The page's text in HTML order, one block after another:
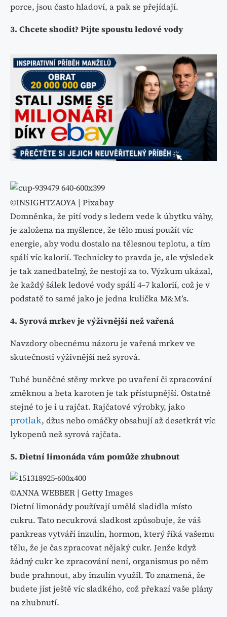
porce, jsou často hladoví, a pak se přejídají.
3. Chcete shodit? Pijte spoustu ledové vody
©INSIGHTZAOYA | Pixabay
Domněnka, že pití vody s ledem vede k úbytku váhy,
je založena na myšlence, že tělo musí použít víc
energie, aby vodu dostalo na tělesnou teplotu, a tím
spálí víc kalorií. Technicky to pravda je, ale výsledek
je tak zanedbatelný, že nestojí za to. Výzkum ukázal,
že každý šálek ledové vody spálí 4–7 kalorií, což je v
podstatě to samé jako je jedna kulička M&M’s.
4. Syrová mrkev je výživnější než vařená
Navzdory obecnému názoru je vařená mrkev ve
skutečnosti výživnější než syrová.
Tuhé buněčné stěny mrkve po uvaření či zpracování
změknou a beta karoten je tak přístupnější. Ostatně
stejné to je i u rajčat. Rajčatové výrobky, jako
protlak, džus nebo omáčky obsahují až desetkrát víc
lykopenů než syrová rajčata.
5. Dietní limonáda vám pomůže zhubnout
©ANNA WEBBER | Getty Images
Dietní limonády používají umělá sladidla místo
cukru. Tato necukrová sladkost způsobuje, že váš
pankreas vytváří inzulín, hormon, který říká vašemu
tělu, že je čas zpracovat nějaký cukr. Jenže když
žádný cukr ke zpracování není, organismus po něm
bude prahnout, aby inzulín využil. To znamená, že
budete jíst ještě víc sladkého, což překazí vaše plány
na zhubnutí.